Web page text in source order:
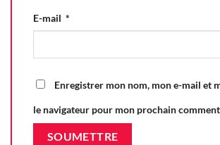
E-mail *
Enregistrer mon nom, mon e-mail et
le navigateur pour mon prochain